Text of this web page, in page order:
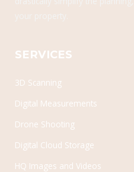
SERVICES
3D Scanning
Digital Measurements
Drone Shooting
Digital Cloud Storage
HQ Images and Videos